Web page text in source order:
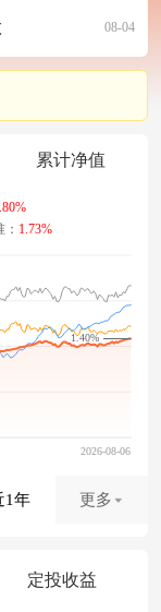
08-04
累计净值
1.73%
1.40%
1年 更多
定投收益